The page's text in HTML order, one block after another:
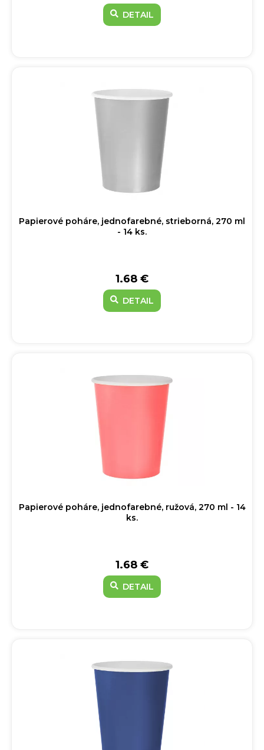
DETAIL
Papierové poháre, jednofarebné, strieborná, 270 ml
- 14 ks.
1.68 €
DETAIL
Papierové poháre, jednofarebné, ružová, 270 ml - 14
ks.
1.68 €
DETAIL